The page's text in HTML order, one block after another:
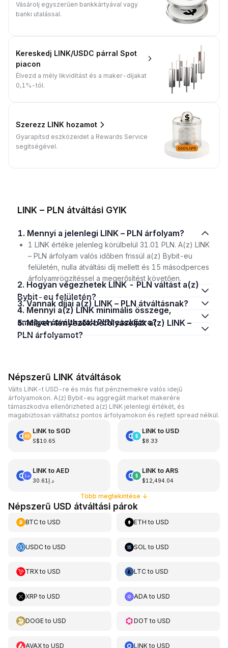
Vásárolj egyszerűen bankkártyával vagy
banki utalással.
Kereskedj LINK/USDC párral Spot
piacon
Élvezd a mély likviditást és a maker-díjakat
0,1%-tól.
Szerezz LINK hozamot
Gyarapítsd eszközeidet a Rewards Service
segítségével.
LINK – PLN átváltási GYIK
1. Mennyi a jelenlegi LINK – PLN árfolyam?
1 LINK értéke jelenleg körülbelül 31.01 PLN. A(z) LINK
– PLN árfolyam valós időben frissül a(z) Bybit-eu
felületén, nulla átváltási díj mellett és 15 másodperces
árfolyamrögzítéssel a megerősítést követően.
2. Hogyan végezhetek LINK - PLN váltást a(z)
Bybit-eu felületén?
3. Vannak díjai a(z) LINK – PLN átváltásnak?
4. Mennyi a(z) LINK minimális összege,
amelyet átválthatok PLN eszközre?
5. Milyen tényezők befolyásolják a(z) LINK –
PLN árfolyamot?
Népszerű LINK átváltások
Válts LINK-t USD-re és más fiat pénznemekre valós idejű
árfolyamokon. A(z) Bybit-eu aggregált market makerére
támaszkodva ellenőrizheted a(z) LINK jelenlegi értékét, és
magabiztosan válthatsz pontos árfolyamokon és rejtett spread nélkül.
LINKto SGD
S$10.65
LINKto USD
$8.33
LINKto AED
د.إ30.61
LINKto ARS
$12,494.04
Több megtekintése ↓
Népszerű USD átváltási párok
BTCto USD ETH toUSD
USDCto USD SOL toUSD
TRXto USD LTCtoUSD
XRP to USD ADA toUSD
DOGEto USD DOT toUSD
AVAXto USD LINKtoUSD